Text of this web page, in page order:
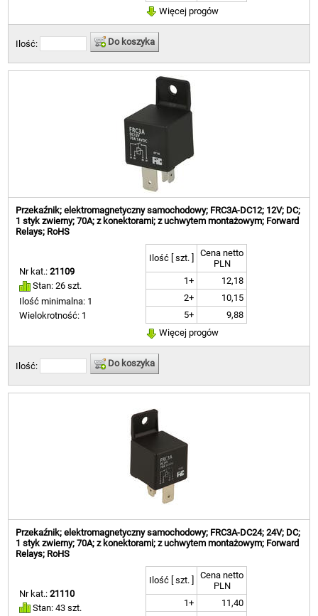
Więcej progów
Ilość: Do koszyka
Przekaźnik; elektromagnetyczny samochodowy; FRC3A-DC12; 12V; DC;
1 styk zwierny; 70A; z konektorami; z uchwytem montażowym; Forward
Relays; RoHS
Nr kat.:21109
Stan: 26 szt.
Ilość minimalna: 1
Wielokrotność: 1
Ilość [ szt. ]
Cena netto
PLN
1+
12,18
2+
10,15
5+
9,88
Więcej progów
Ilość: Do koszyka
Przekaźnik; elektromagnetyczny samochodowy; FRC3A-DC24; 24V; DC;
1 styk zwierny; 70A; z konektorami; z uchwytem montażowym; Forward
Relays; RoHS
Nr kat.:21110
Stan: 43 szt.
Ilość [ szt. ]
Cena netto
PLN
1+
11,40